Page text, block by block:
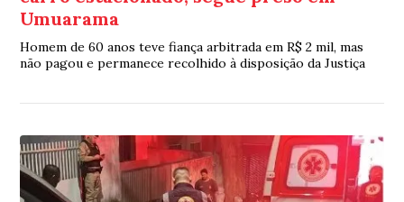
Umuarama
Homem de 60 anos teve fiança arbitrada em R$ 2 mil, mas
não pagou e permanece recolhido à disposição da Justiça